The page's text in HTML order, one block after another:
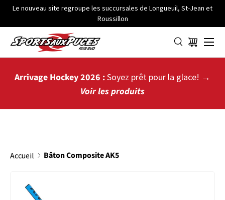
ALLER AU CONTENU
Le nouveau site regroupe les succursales de Longueuil, St-Jean et
Roussillon
Panier
Menu
Arrivage Hockey 2026 :Soyez prêt pour la glace! →
Voir les produits
Accueil Bâton Composite AK5
PASSER AUX INFORMATIONS PRODUITS